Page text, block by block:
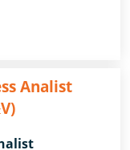
Analist